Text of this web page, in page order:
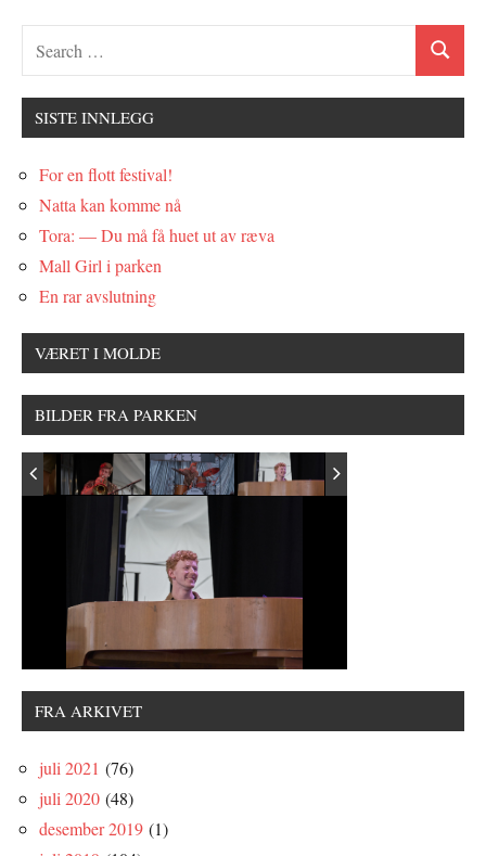
SISTE INNLEGG
For en flott festival!
Natta kan komme nå
Tora: — Du må få huet ut av ræva
Mall Girl i parken
En rar avslutning
VÆRET I MOLDE
BILDER FRA PARKEN
FRA ARKIVET
juli 2021 (76)
juli 2020 (48)
desember 2019 (1)